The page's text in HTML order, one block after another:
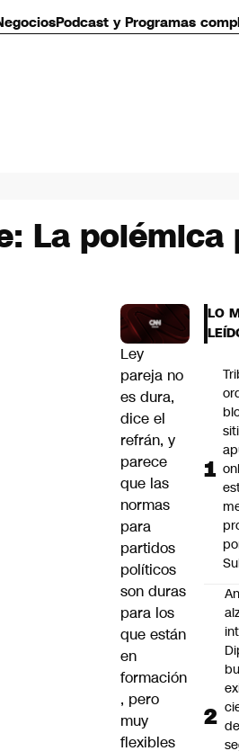
Podcast y Programas
La
Ley
pareja no
es dura,
dice el
refrán, y
parece
que las
normas
para
partidos
políticos
son duras
para los
que están
en
formación
, pero
muy
flexibles
LO
de